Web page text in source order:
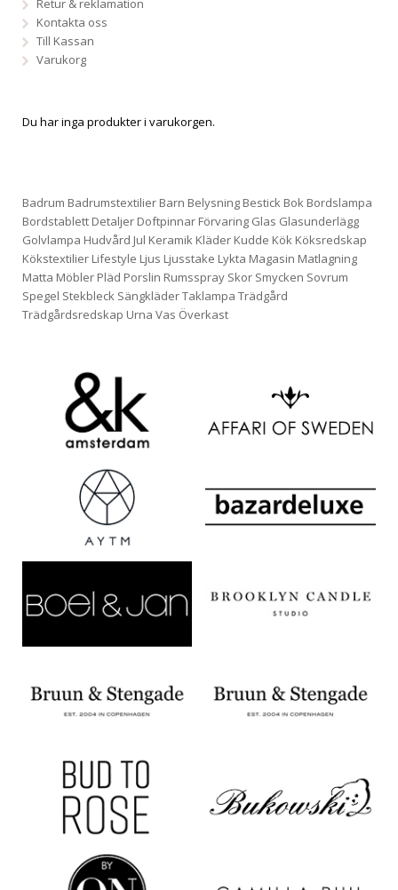
Retur & reklamation
Kontakta oss
Till Kassan
Varukorg
Du har inga produkter i varukorgen.
Badrum Badrumstextilier Barn Belysning Bestick Bok Bordslampa
Bordstablett Detaljer Doftpinnar Förvaring Glas Glasunderlägg
Golvlampa Hudvård Jul Keramik Kläder Kudde Kök Köksredskap
Kökstextilier Lifestyle Ljus Ljusstake Lykta Magasin Matlagning
Matta Möbler Pläd Porslin Rumsspray Skor Smycken Sovrum
Spegel Stekbleck SängkläderTaklampa Trädgård
Trädgårdsredskap Urna Vas Överkast